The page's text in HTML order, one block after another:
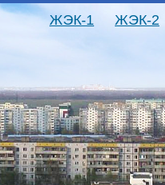
ЖЭК-1 ЖЭК-2